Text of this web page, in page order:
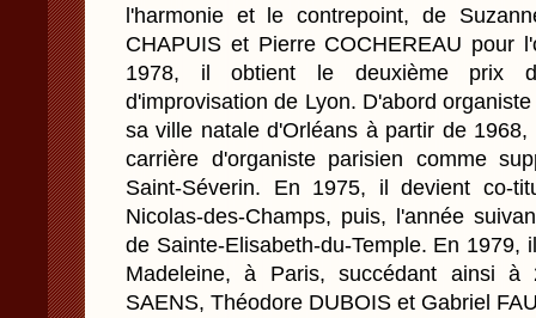
l'harmonie et le contrepoint, de
CHAPUIS et Pierre COCHEREAU pour
1978, il obtient le deuxième prix
d'improvisation de Lyon. D'abord
sa ville natale d'Orléans à partir de
carrière d'organiste parisien comme
Saint-Séverin. En 1975, il devient co-
Nicolas-des-Champs, puis, l'année
de Sainte-Elisabeth-du-Temple. En 1979,
Madeleine, à Paris, succédant ainsi
SAENS, Théodore DUBOIS et Gabriel